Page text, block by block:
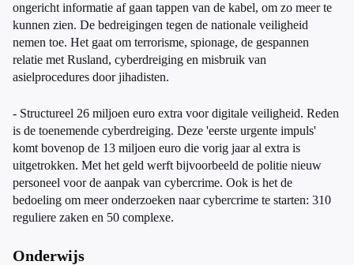
ongericht informatie af gaan tappen van de kabel, om zo meer te
kunnen zien. De bedreigingen tegen de nationale veiligheid
nemen toe. Het gaat om terrorisme, spionage, de gespannen
relatie met Rusland, cyberdreiging en misbruik van
asielprocedures door jihadisten.
- Structureel 26 miljoen euro extra voor digitale veiligheid. Reden
is de toenemende cyberdreiging. Deze 'eerste urgente impuls'
komt bovenop de 13 miljoen euro die vorig jaar al extra is
uitgetrokken. Met het geld werft bijvoorbeeld de politie nieuw
personeel voor de aanpak van cybercrime. Ook is het de
bedoeling om meer onderzoeken naar cybercrime te starten: 310
reguliere zaken en 50 complexe.
Onderwijs